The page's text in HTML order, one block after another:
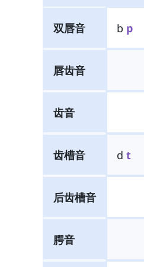
双唇音 b p
唇齿音
齿音
齿槽音 d t
后齿槽音
腭音